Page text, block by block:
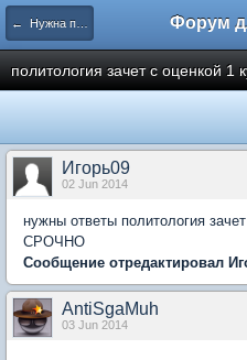
← Нужна помощь
политология зачет с оценкой 1
Игорь09
02 Jun 2014
нужны ответы политология
СРОЧНО
Сообщение отредактировал
AntiSgaMuh
03 Jun 2014